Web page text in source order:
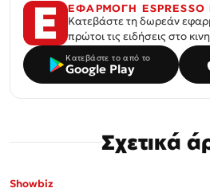
ΕΦΑΡΜΟΓΗ ESPRESSO
Κατεβάστε τη δωρεάν
πρώτοι τις ειδήσεις στο
Κατεβάστε το από το
Google Play
Σχετικά
Showbiz